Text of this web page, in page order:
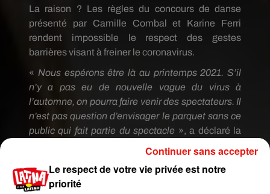
La raison ? Les règles du concours de danse
présenté par Camille Combal et Karine Ferri
rendent impossible le respect des gestes
barrières visant à freiner le coronavirus.
« Nous espérons être là au printemps 2021. S’il
n’y a pas eu de nouvelle vague du virus à
l’automne, on pourra faire venir des spectateurs. Il
n’est pas question d’envisager le parquet sans ce
public qui fait partie du spectacle », a déclaré la
cette saison 11 pourrait être remanié puisque,
selon une source interrogée par nos confrères, «
certaines (stars) qui étaient libres en septembre
Le respect de votre vie privée est notre
priorité
Continuer sans accepter